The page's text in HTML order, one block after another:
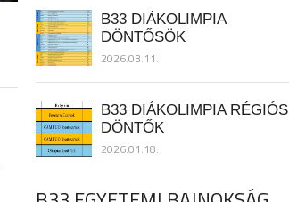
B33 DIÁKOLIMPIA
DÖNTŐSÖK
2026.03.11.
B33 DIÁKOLIMPIA RÉGIÓS
DÖNTŐK
2026.01.18.